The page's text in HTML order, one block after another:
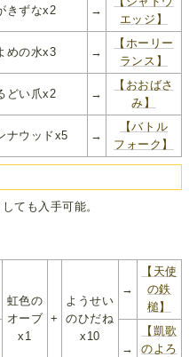
きずなx2 →
エッジ】
めの水x3 →
【ホーリー
ランス】
どい爪x2 →
【おおばさ
み】
ナウッドx5 →
【バトル
フォーク】
ても入手可能。
虹色の
オーブ
x1
+
ようせい
のひだね
x10
→
【天使
の鉄
槌】
→
【凱歌
のよろ